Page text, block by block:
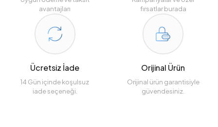
avantajları
fırsatlar burada
Ücretsiz İade
14 Gün içinde koşulsuz
iade seçeneği.
Orijinal Ürün
Orijinal ürün garantisiyle
güvendesiniz.